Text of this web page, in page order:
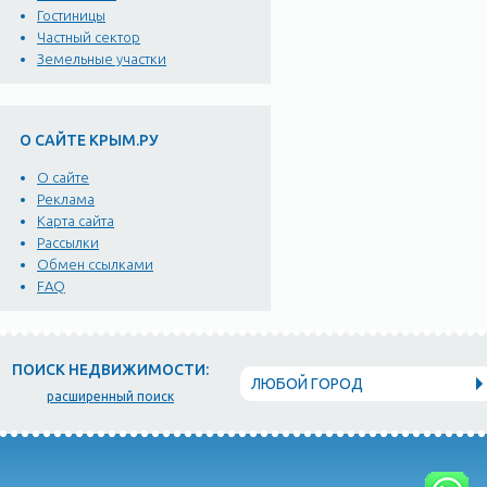
Гостиницы
Частный сектор
Земельные участки
О САЙТЕ КРЫМ.РУ
О сайте
Реклама
Карта сайта
Рассылки
Обмен ссылками
FAQ
ПОИСК НЕДВИЖИМОСТИ:
расширенный поиск
ЛЮБОЙ ГОРОД